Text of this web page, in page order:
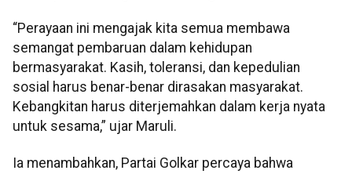
“Perayaan ini mengajak kita semua membawa
semangat pembaruan dalam kehidupan
bermasyarakat. Kasih, toleransi, dan kepedulian
sosial harus benar-benar dirasakan masyarakat.
Kebangkitan harus diterjemahkan dalam kerja nyata
untuk sesama,” ujar Maruli.
Ia menambahkan, Partai Golkar percaya bahwa